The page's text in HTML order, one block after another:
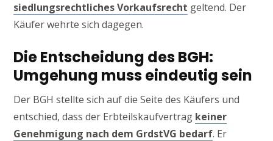
siedlungsrechtliches Vorkaufsrecht geltend. Der
Käufer wehrte sich dagegen.
Die Entscheidung des BGH:
Umgehung muss eindeutig sein
Der BGH stellte sich auf die Seite des Käufers und
entschied, dass der Erbteilskaufvertrag keiner
Genehmigung nach dem GrdstVG bedarf. Er